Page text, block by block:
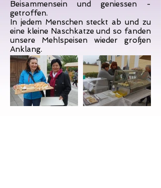
Beisammensein und geniessen -
getroffen.
In jedem Menschen steckt ab und zu
eine kleine Naschkatze und so fanden
unsere Mehlspeisen wieder großen
Anklang.